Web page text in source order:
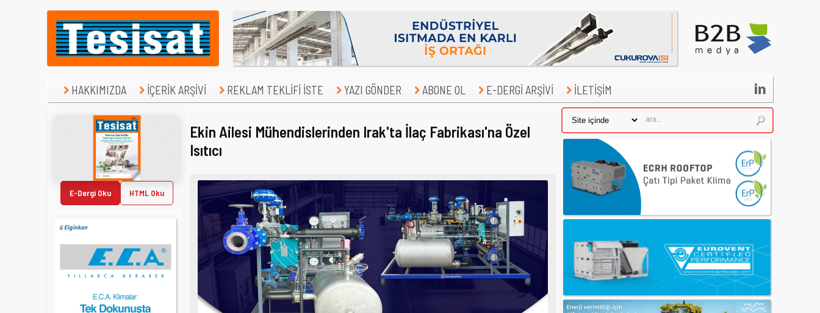
HAKKIMIZDA İÇERİK ARŞİVİ REKLAM TEKLİFİ İSTE YAZI GÖNDER ABONE OL E-DERGİ ARŞİVİ İLETİŞİM 
E-Dergi Oku HTML Oku
Ekin Ailesi Mühendislerinden Irak'ta İlaç Fabrikası'na Özel
Isıtıcı